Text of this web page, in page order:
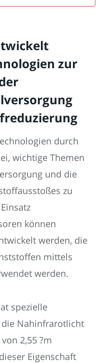
zur
durch
wichtige Themen
und die
zu
können
werden, die
mittels
werden.
spezielle
Nahinfrarotlicht
2,55 ?m
Eigenschaft